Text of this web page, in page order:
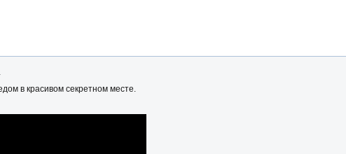
в красивом секретном месте.